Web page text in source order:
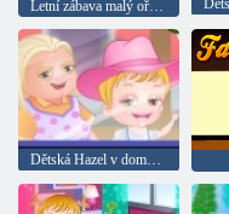
Dětská Hazel v domě babičky